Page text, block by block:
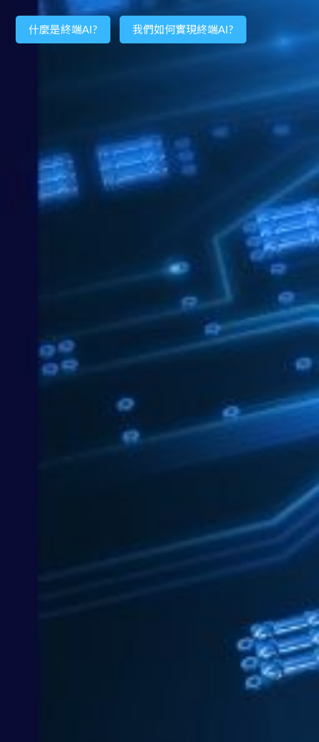
什麼是終端AI? 我們如何實現終端AI?